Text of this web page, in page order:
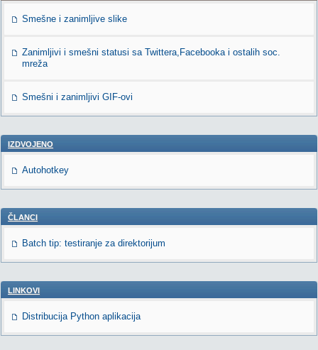
Smešne i zanimljive slike
Zanimljivi i smešni statusi sa Twittera,Facebooka i ostalih soc.
mreža
Smešni i zanimljivi GIF-ovi
IZDVOJENO
Autohotkey
ČLANCI
Batch tip: testiranje za direktorijum
LINKOVI
Distribucija Python aplikacija